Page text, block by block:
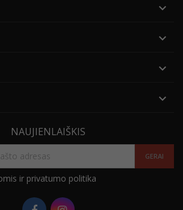




NAUJIENLAIŠKIS
ir privatumo politika